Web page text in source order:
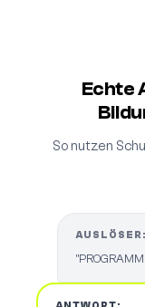
Echte
So nutzen
AUSLÖSER: